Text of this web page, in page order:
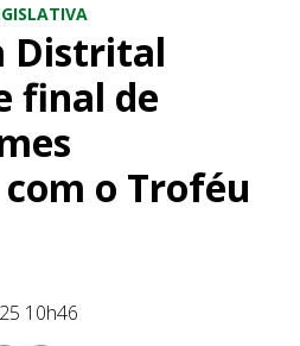
Distrital
final de
o Troféu
10h46